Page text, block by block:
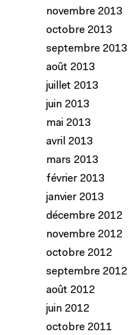
novembre 2013
octobre 2013
septembre 2013
août 2013
juillet 2013
juin 2013
mai 2013
avril 2013
mars 2013
février 2013
janvier 2013
décembre 2012
novembre 2012
octobre 2012
septembre 2012
août 2012
juin 2012
octobre 2011